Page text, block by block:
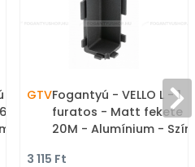
Festett
- Matt
fém
GTVFogantyú - VELLO L - 1
furatos - Matt fekete
20M - Alumínium -
GOLA profil (arany,
3 115 Ft